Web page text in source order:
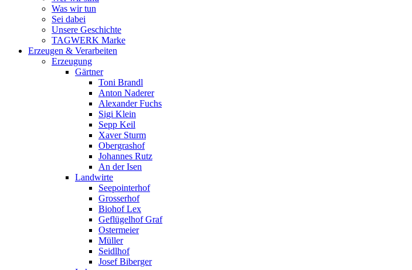
Was wir tun
Sei dabei
Unsere Geschichte
TAGWERK Marke
Erzeugen & Verarbeiten
Erzeugung
Gärtner
Toni Brandl
Anton Naderer
Alexander Fuchs
Sigi Klein
Sepp Keil
Xaver Sturm
Obergrashof
Johannes Rutz
An der Isen
Landwirte
Seepointerhof
Grosserhof
Biohof Lex
Geflügelhof Graf
Ostermeier
Müller
Seidlhof
Josef Biberger